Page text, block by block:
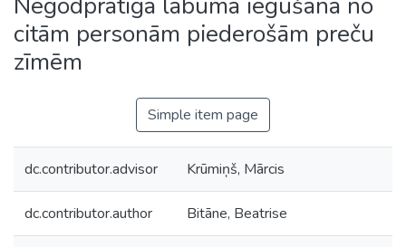
citām personām piederošām preču
zīmēm
Simple item page
dc.contributor.advisor Krūmiņš, Mārcis
dc.contributor.author Bitāne, Beatrise